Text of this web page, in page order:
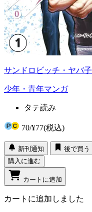
サンドロビッチ・ヤバ子
少年・青年マンガ
タテ読み
70/¥77(税込)
新刊通知
後で買う
購入に進む
カートに追加
カートに追加しました